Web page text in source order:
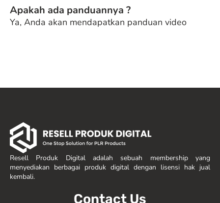
Apakah ada panduannya ?
Ya, Anda akan mendapatkan panduan video
Resell Produk Digital adalah sebuah membership yang
menyediakan berbagai produk digital dengan lisensi hak jual
kembali.
Contact Us